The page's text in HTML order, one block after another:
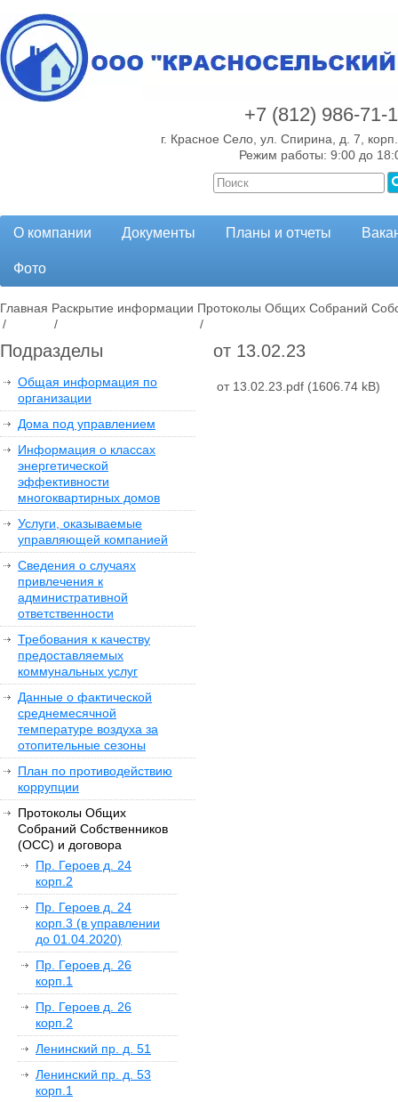
+7 (812) 986-71-
г. Красное Село, ул. Спирина, д. 7,
Режим работы: 9:00 до
О компании Документы Планы и отчеты
Фото
Главная
/
Раскрытие информации
/
Протоколы Общих Собраний
/
Подразделы
Общая информация по
организации
Дома под управлением
Информация о классах
энергетической
эффективности
многоквартирных домов
Услуги, оказываемые
управляющей компанией
Сведения о случаях
привлечения к
административной
ответственности
Требования к качеству
предоставляемых
коммунальных услуг
Данные о фактической
среднемесячной
температуре воздуха за
отопительные сезоны
План по противодействию
коррупции
Протоколы Общих
Собраний Собственников
(ОСС) и договора
Пр. Героев д. 24
корп.2
Пр. Героев д. 24
корп.3 (в управлении
до 01.04.2020)
Пр. Героев д. 26
корп.1
Пр. Героев д. 26
корп.2
Ленинский пр. д. 51
Ленинский пр. д. 53
корп.1
от 13.02.23
от 13.02.23.pdf (1606.74 kB)